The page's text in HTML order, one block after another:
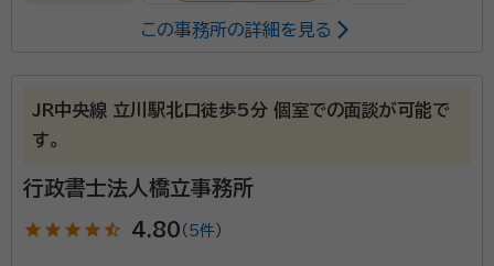
オンライン面談可 女性スタッフ対応可
経歴： ・大手相続特化型司法書士法人 司法書士業界では相続分野に
おいて国内NO1実績の法人。様々な相続手続業務（不動産名義変更、預
その後、独立開業し、現在に至る。 ・大手不動産鑑定会社 司法書士
この事務所の詳細を見る
JR中央線 立川駅北口徒歩5分 個室での面談が可能で
す。
行政書士法人橋立事務所
star star star star star_half 4.80 （ 5件 ）